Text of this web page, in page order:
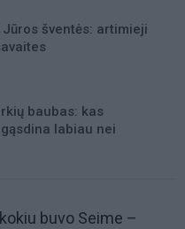
Jūros šventės: artimieji
baubas: kas
labiau nei
buvo Seime –